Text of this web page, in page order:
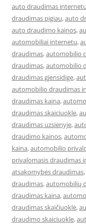
auto draudimas
draudimas pigiau,auto
auto draudimo kainos,
automobiliai internetu,
draudimas,automobilio
draudimas,automobilio
draudimas gjensidige,
automobilio draudimas
draudimas kaina,
draudimas skaiciuokle,
draudimas uzsienyje,
draudimo kainos,
kaina,automobilio
privalomasis draudimas
atsakomybės draudimas,
draudimas,automobilių
draudimas kaina,
draudimas skaičiuoklė,
draudimo skaiciuokle,